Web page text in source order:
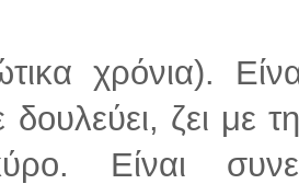
χρόνια).
δουλεύει, ζει με
Είναι